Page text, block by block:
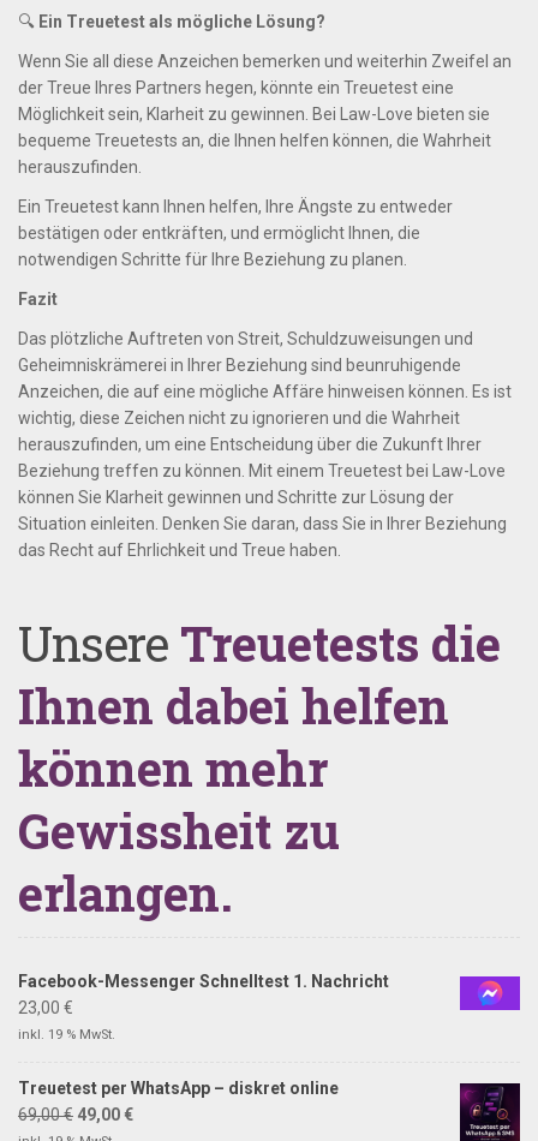
🔍 Ein Treuetest als mögliche Lösung?
Wenn Sie all diese Anzeichen bemerken und weiterhin Zweifel an
der Treue Ihres Partners hegen, könnte ein Treuetest eine
Möglichkeit sein, Klarheit zu gewinnen. Bei Law-Love bieten sie
bequeme Treuetests an, die Ihnen helfen können, die Wahrheit
herauszufinden.
Ein Treuetest kann Ihnen helfen, Ihre Ängste zu entweder
bestätigen oder entkräften, und ermöglicht Ihnen, die
notwendigen Schritte für Ihre Beziehung zu planen.
Fazit
Das plötzliche Auftreten von Streit, Schuldzuweisungen und
Geheimniskrämerei in Ihrer Beziehung sind beunruhigende
Anzeichen, die auf eine mögliche Affäre hinweisen können. Es ist
wichtig, diese Zeichen nicht zu ignorieren und die Wahrheit
herauszufinden, um eine Entscheidung über die Zukunft Ihrer
Beziehung treffen zu können. Mit einem Treuetest bei Law-Love
können Sie Klarheit gewinnen und Schritte zur Lösung der
Situation einleiten. Denken Sie daran, dass Sie in Ihrer Beziehung
das Recht auf Ehrlichkeit und Treue haben.
Unsere Treuetests die
Ihnen dabei helfen
können mehr
Gewissheit zu
erlangen.
Facebook-Messenger Schnelltest 1. Nachricht
23,00 €
inkl. 19 % MwSt.
Treuetest per WhatsApp – diskret online
69,00€ 49,00 €